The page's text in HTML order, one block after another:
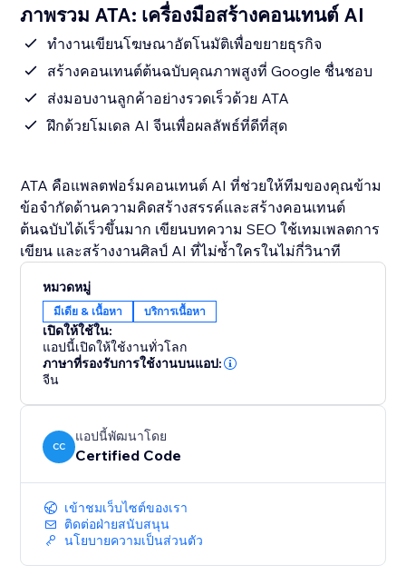
ภาพรวม ATA: เครื่องมือสร้างคอนเทนต์ AI
ทำงานเขียนโฆษณาอัตโนมัติเพื่อขยายธุรกิจ
สร้างคอนเทนต์ต้นฉบับคุณภาพสูงที่ Google ชื่นชอบ
ส่งมอบงานลูกค้าอย่างรวดเร็วด้วย ATA
ฝึกด้วยโมเดล AI จีนเพื่อผลลัพธ์ที่ดีที่สุด
ATA คือแพลตฟอร์มคอนเทนต์ AI ที่ช่วยให้ทีมของคุณข้าม
ข้อจำกัดด้านความคิดสร้างสรรค์และสร้างคอนเทนต์
ต้นฉบับได้เร็วขึ้นมาก เขียนบทความ SEO ใช้เทมเพลตการ
เขียน และสร้างงานศิลป์ AI ที่ไม่ซ้ำใครในไม่กี่วินาที
หมวดหมู่
มีเดีย & เนื้อหา บริการเนื้อหา
เปิดให้ใช้ใน:
แอปนี้เปิดให้ใช้งานทั่วโลก
ภาษาที่รองรับการใช้งานบนแอป:
จีน
CC
แอปนี้พัฒนาโดย
Certified Code
เข้าชมเว็บไซต์ของเรา
ติดต่อฝ่ายสนับสนุน
นโยบายความเป็นส่วนตัว